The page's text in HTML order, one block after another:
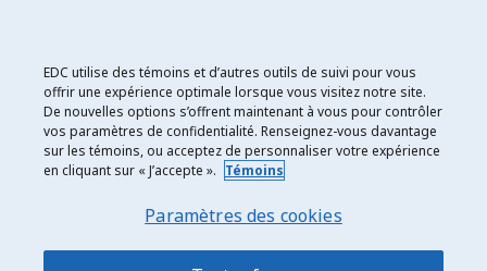
Exportation et développement Canada
Énoncé de confidentialité
EDC utilise des témoins et d’autres outils de suivi pour vous
offrir une expérience optimale lorsque vous visitez notre site.
De nouvelles options s’offrent maintenant à vous pour contrôler
vos paramètres de confidentialité. Renseignez-vous davantage
sur les témoins, ou acceptez de personnaliser votre expérience
en cliquant sur « J’accepte ». Témoins
Paramètres des cookies